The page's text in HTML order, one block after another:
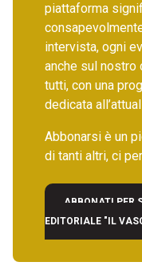
piattaforma
intervista, ogni
anche sul nostro
tutti, con una
dedicata
Abbonarsi è un
di tanti altri, ci
ABBONATI PER
EDITORIALE "IL